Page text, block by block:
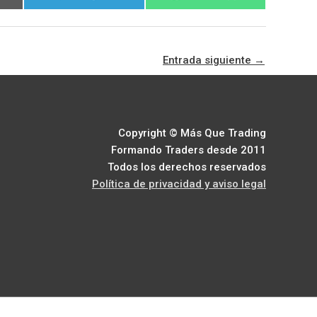
Entrada siguiente →
Copyright © Más Que Trading
Formando Traders desde 2011
Todos los derechos reservados
Política de privacidad y aviso legal